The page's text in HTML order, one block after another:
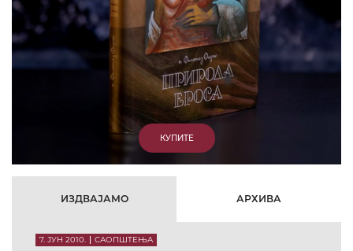
7. ОКТОБАР 2012. ВЕСТИ
Eпископ Западноамерички Г. Максим у посети
Призрену
Eпархија Рашко-призренска осуђује физички напад на
Србина у Сувом Долу и апелује на КФОР и ЕУЛЕКС да
обезбеде сигурност за све грађане